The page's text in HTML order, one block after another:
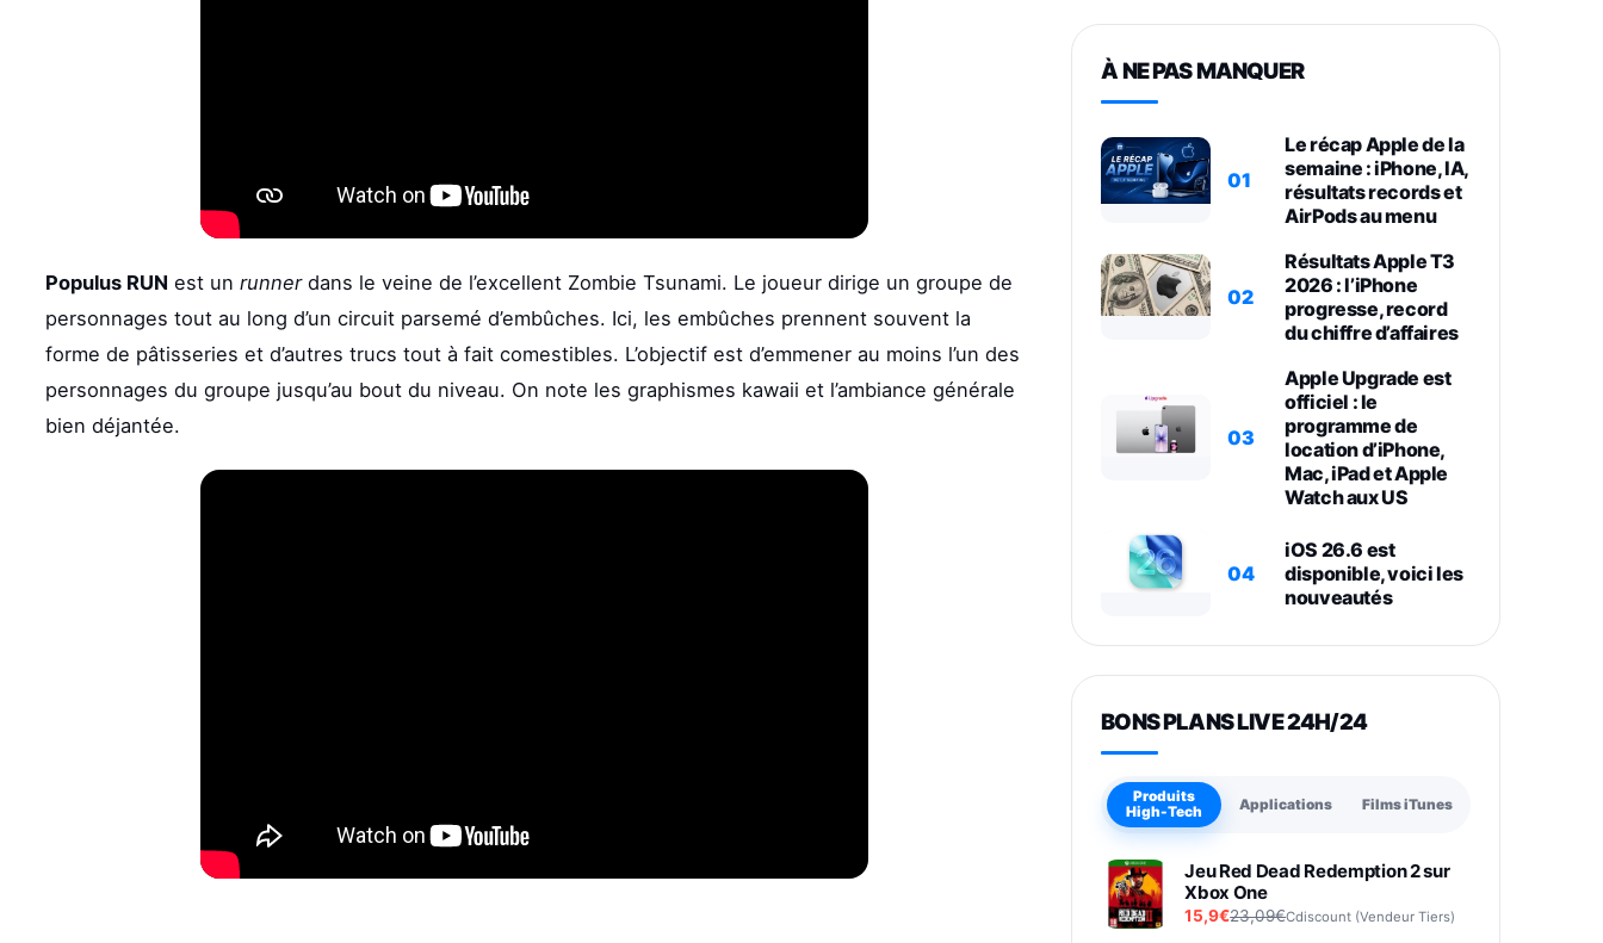
Populus RUN est un runnerdans le veine de l’excellent Zombie Tsunami. Le joueur dirige un groupe de
personnages tout au long d’un circuit parsemé d’embûches. Ici, les embûches prennent souvent la
forme de pâtisseries et d’autres trucs tout à fait comestibles. L’objectif est d’emmener au moins l’un des
personnages du groupe jusqu’au bout du niveau. On note les graphismes kawaii et l’ambiance générale
bien déjantée.
À NE PAS MANQUER
01
Le récap Apple de la
semaine : iPhone, IA,
résultats records et
AirPods au menu
02
Résultats Apple T3
2026 : l’iPhone
progresse, record
du chiffre d’affaires
03
Apple Upgrade est
officiel : le
programme de
location d’iPhone,
Mac, iPad et Apple
Watch aux US
04
iOS 26.6 est
disponible, voici les
nouveautés
BONS PLANS LIVE 24H/24
Produits
High-Tech
Applications Films iTunes
Jeu Red Dead Redemption 2 sur
Xbox One
15,9€23,09€Cdiscount (Vendeur Tiers)